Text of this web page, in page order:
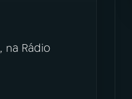
na Rádio